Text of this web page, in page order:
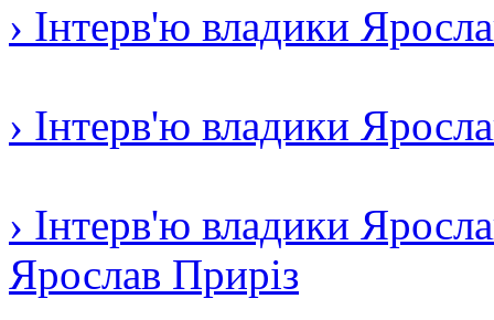
› Інтерв'ю владики
› Інтерв'ю владики
› Інтерв'ю владики
Ярослав Приріз